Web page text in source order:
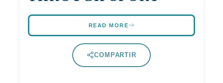
READ MORE
COMPARTIR